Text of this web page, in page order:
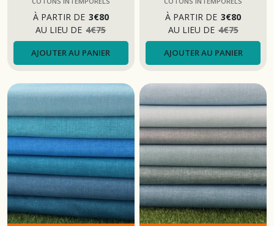
À PARTIR DE 3€80
AU LIEU DE 4€75
AJOUTER AU PANIER
À PARTIR DE 3€80
AU LIEU DE 4€75
AJOUTER AU PANIER